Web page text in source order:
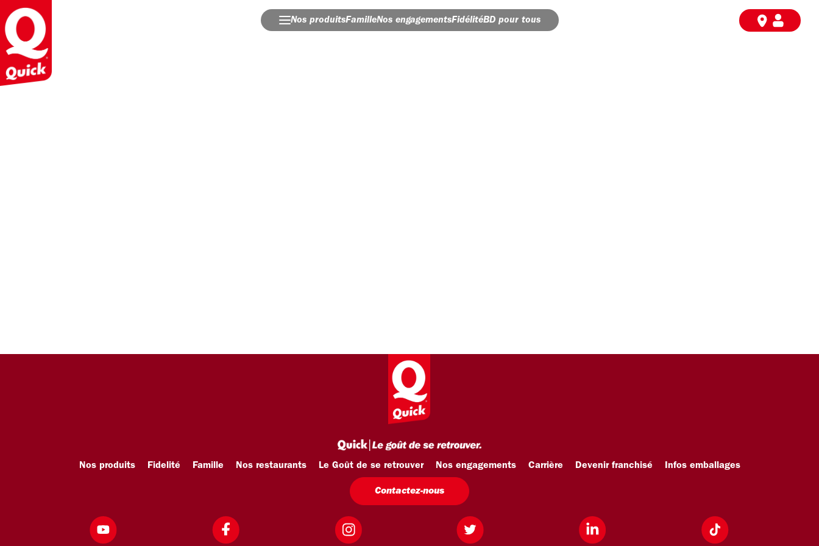
Nos produitsFamilleNos engagementsFidélitéBD pour tous
Nos produits Fidelité Famille Nos restaurants Le Goût de se retrouver Nos engagements Carrière Devenir franchisé Infos emballages
Contactez-nous